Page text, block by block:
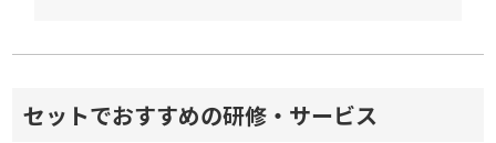
セットでおすすめの研修・サービス